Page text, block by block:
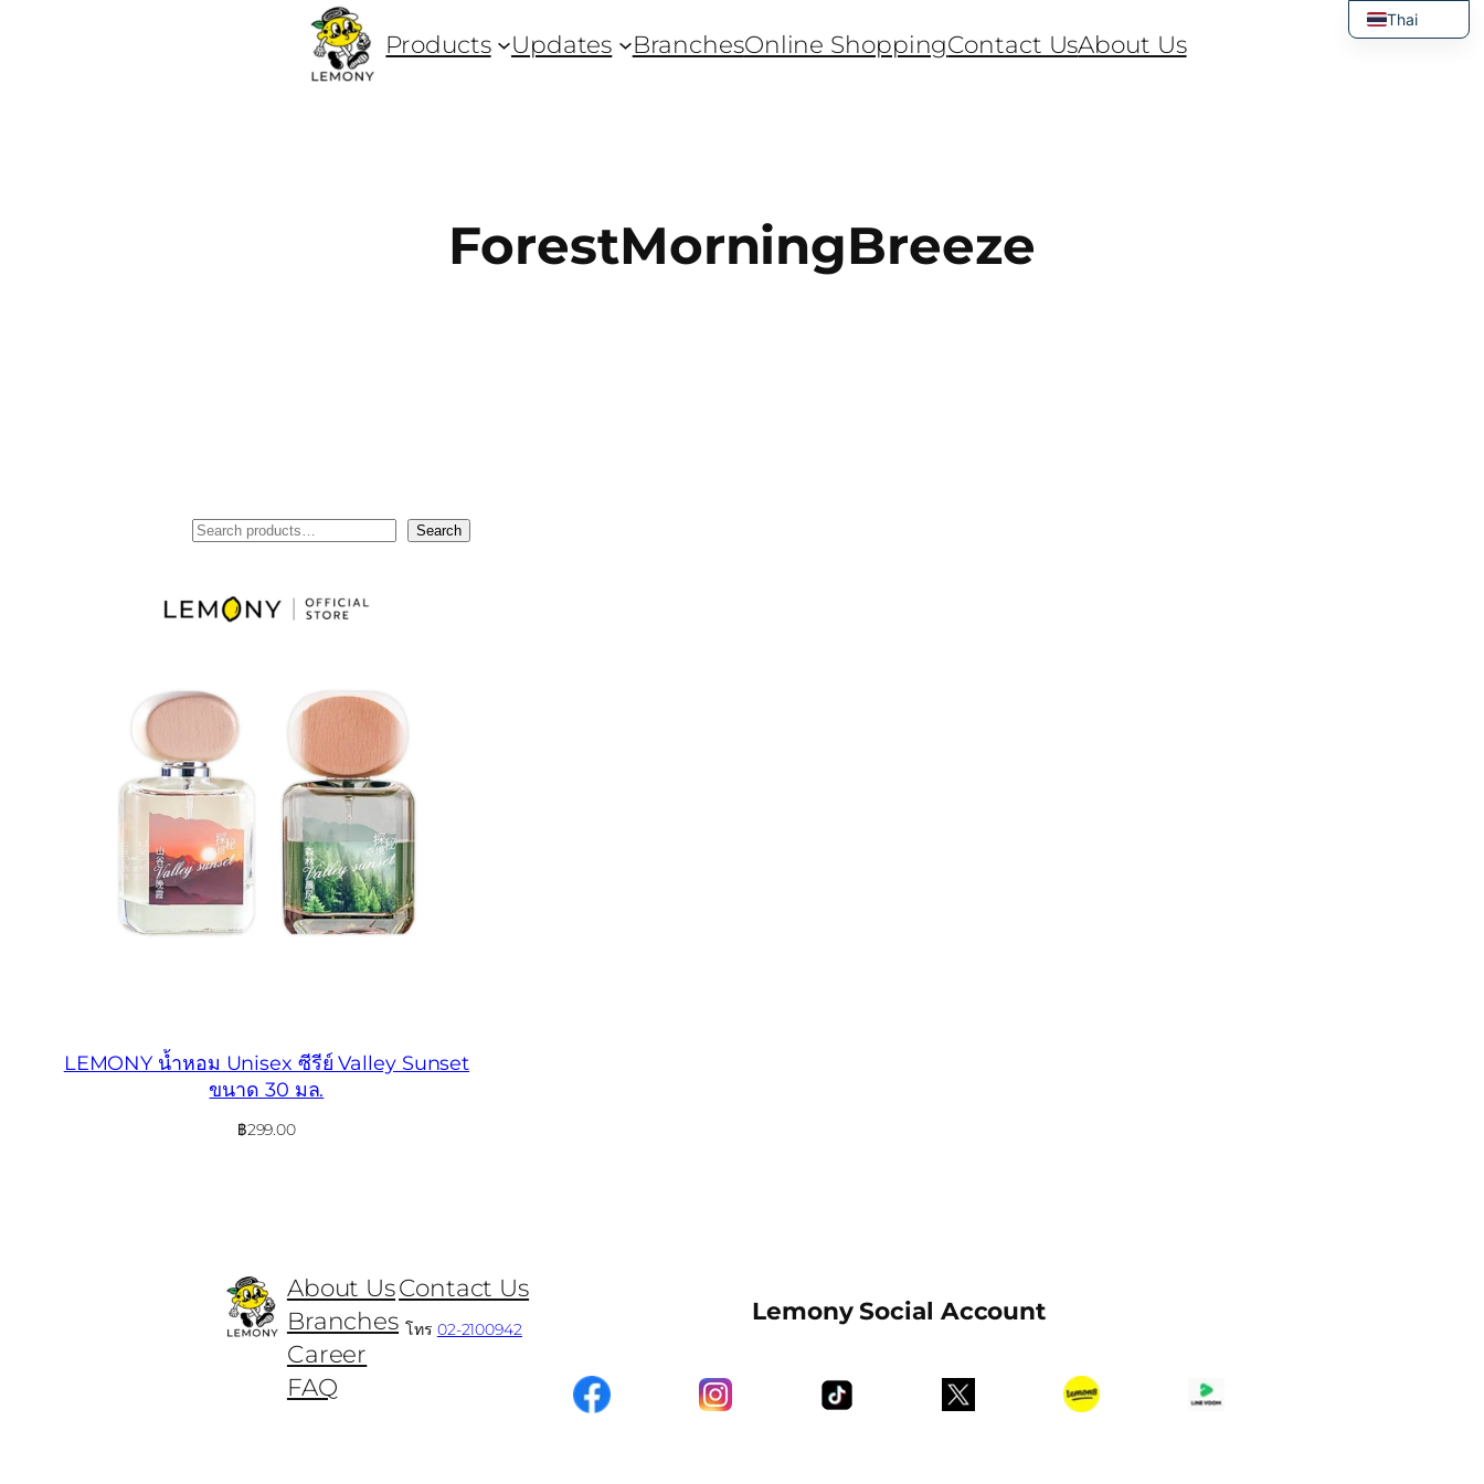
Products Updates BranchesOnline ShoppingContact UsAbout Us
ForestMorningBreeze
Search
LEMONY น้ำหอม Unisex ซีรีย์ Valley Sunset
ขนาด 30 มล.
฿299.00
About Us
Branches
Career
FAQ
Contact Us
โทร 02-2100942
Lemony Social Account
Thai